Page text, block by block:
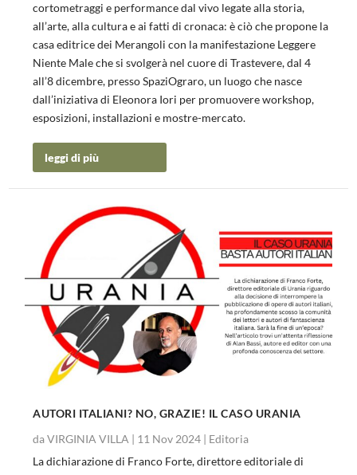
cortometraggi e performance dal vivo legate alla storia,
all’arte, alla cultura e ai fatti di cronaca: è ciò che propone la
casa editrice dei Merangoli con la manifestazione Leggere
Niente Male che si svolgerà nel cuore di Trastevere, dal 4
all’8 dicembre, presso SpaziOgraro, un luogo che nasce
dall’iniziativa di Eleonora Iori per promuovere workshop,
esposizioni, installazioni e mostre-mercato.
leggi di più
AUTORI ITALIANI? NO, GRAZIE! IL CASO URANIA
daVIRGINIA VILLA | 11 Nov 2024 | Editoria
La dichiarazione di Franco Forte, direttore editoriale di